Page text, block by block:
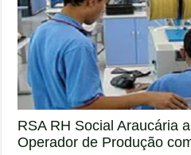
RSA RH Social Araucária
Operador de Produção